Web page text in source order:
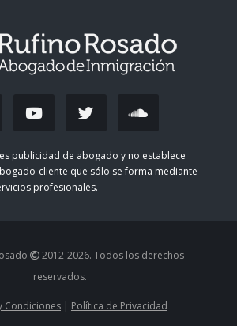
publicidad de abogado y no establece
cliente que sólo se forma mediante
profesionales.
2012-2026. Todos los derechos
reservados.
Condiciones| Política de Privacidad